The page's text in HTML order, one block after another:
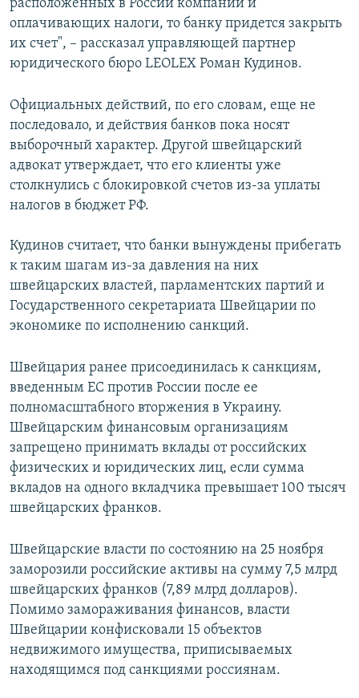
расположенных в России компаний и
оплачивающих налоги, то банку придется закрыть
их счет", – рассказал управляющей партнер
юридического бюро LEOLEX Роман Кудинов.
Официальных действий, по его словам, еще не
последовало, и действия банков пока носят
выборочный характер. Другой швейцарский
адвокат утверждает, что его клиенты уже
столкнулись с блокировкой счетов из-за уплаты
налогов в бюджет РФ.
Кудинов считает, что банки вынуждены прибегать
к таким шагам из-за давления на них
швейцарских властей, парламентских партий и
Государственного секретариата Швейцарии по
экономике по исполнению санкций.
Швейцария ранее присоединилась к санкциям,
введенным ЕС против России после ее
полномасштабного вторжения в Украину.
Швейцарским финансовым организациям
запрещено принимать вклады от российских
физических и юридических лиц, если сумма
вкладов на одного вкладчика превышает 100 тысяч
швейцарских франков.
Швейцарские власти по состоянию на 25 ноября
заморозили российские активы на сумму 7,5 млрд
швейцарских франков (7,89 млрд долларов).
Помимо замораживания финансов, власти
Швейцарии конфисковали 15 объектов
недвижимого имущества, приписываемых
находящимся под санкциями россиянам.